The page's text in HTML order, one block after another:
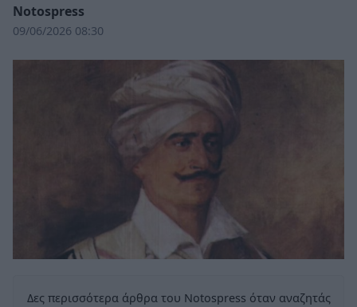
Notospress
09/06/2026 08:30
Δες περισσότερα άρθρα του Notospress όταν αναζητάς